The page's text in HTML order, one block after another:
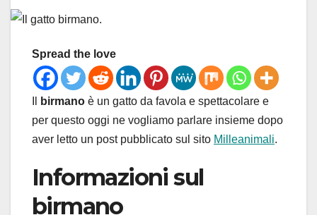
Spread the love
birmano è un gatto da favola e spettacolare e
per questo oggi ne vogliamo parlare insieme dopo
aver letto un post pubblicato sul sito Milleanimali.
Informazioni sul
birmano